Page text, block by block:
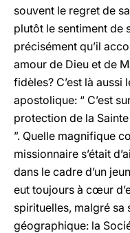
souvent le regret de
plutôt le sentiment de
précisément qu’il
amour de Dieu et de
fidèles? C’est là aussi
apostolique: “ C’est
protection de la
”. Quelle magnifique
missionnaire s’était
dans le cadre d’un
eut toujours à cœur
spirituelles, malgré sa
géographique: la